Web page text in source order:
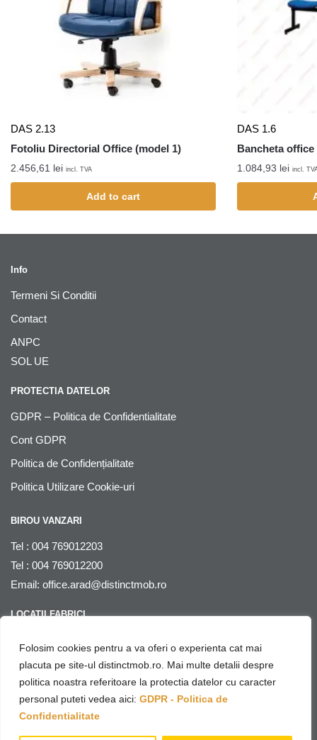
Folosim cookies pentru a va oferi o experienta cat mai
placuta pe site-ul distinctmob.ro. Mai multe detalii despre
politica noastra referitoare la protectia datelor cu caracter
personal puteti vedea aici: GDPR - Politica de
Confidentialitate
DAS 2.13
Fotoliu Directorial Office (model 1)
2.456,61 lei incl. TVA
Add to cart
DAS 1.6
Bancheta
1.084,93 lei incl.
Info
Termeni Si Conditii
Contact
ANPC
SOL UE
PROTECTIA DATELOR
GDPR – Politica de Confidentialitate
Cont GDPR
Politica de Confidențialitate
Politica Utilizare Cookie-uri
BIROU VANZARI
Tel : 004 769012203
Tel : 004 769012200
Email: office.arad@distinctmob.ro
LOCATII FABRICI
Romania
© Distinctmob 2020
Website & SEO by
♥